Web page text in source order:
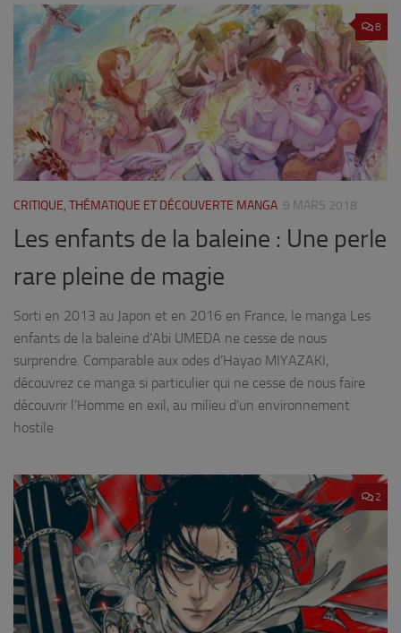
8
CRITIQUE, THÉMATIQUE ET DÉCOUVERTE MANGA 9 MARS 2018
Les enfants de la baleine : Une perle
rare pleine de magie
Sorti en 2013 au Japon et en 2016 en France, le manga Les
enfants de la baleine d’Abi UMEDA ne cesse de nous
surprendre. Comparable aux odes d’Hayao MIYAZAKI,
découvrez ce manga si particulier qui ne cesse de nous faire
découvrir l’Homme en exil, au milieu d’un environnement
hostile
2